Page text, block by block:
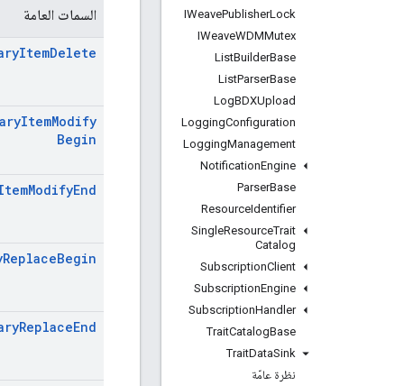
IWeavePublisherLock
IWeaveWDMMutex
ListBuilderBase
ListParserBase
LogBDXUpload
LoggingConfiguration
LoggingManagement
NotificationEngine
ParserBase
ResourceIdentifier
SingleResourceTrait
Catalog
SubscriptionClient
SubscriptionEngine
SubscriptionHandler
TraitCatalogBase
TraitDataSink
نظرة عامّة
السمات العامة
ItemDelete
ItemModify
Begin
ModifyEnd
ReplaceBegin
ReplaceEnd